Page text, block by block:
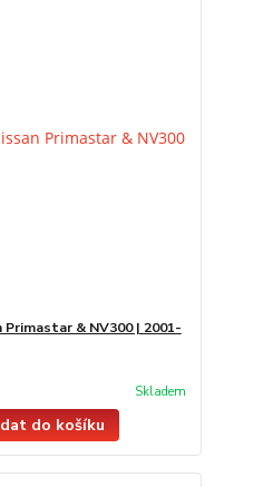
& NV300 | 2001-
Skladem
do košíku